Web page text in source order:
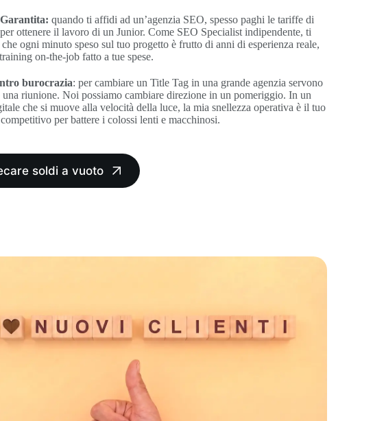
quando ti affidi ad un’agenzia SEO, spesso paghi le tariffe di
ottenere il lavoro di un Junior. Come SEO Specialist indipendente, ti
che ogni minuto speso sul tuo progetto è frutto di anni di esperienza reale,
on-the-job fatto a tue spese.
burocrazia: per cambiare un Title Tag in una grande agenzia servono
una riunione. Noi possiamo cambiare direzione in un pomeriggio. In un
che si muove alla velocità della luce, la mia snellezza operativa è il tuo
per battere i colossi lenti e macchinosi.
soldi a vuoto